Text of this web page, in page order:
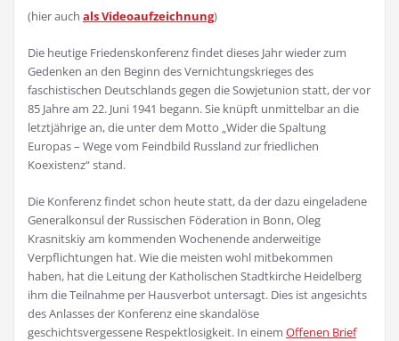
(hier auch als Videoaufzeichnung)
Die heutige Friedenskonferenz findet dieses Jahr wieder zum
Gedenken an den Beginn des Vernichtungskrieges des
faschistischen Deutschlands gegen die Sowjetunion statt, der vor
85 Jahre am 22. Juni 1941 begann. Sie knüpft unmittelbar an die
letztjährige an, die unter dem Motto „Wider die Spaltung
Europas – Wege vom Feindbild Russland zur friedlichen
Koexistenz“ stand.
Die Konferenz findet schon heute statt, da der dazu eingeladene
Generalkonsul der Russischen Föderation in Bonn, Oleg
Krasnitskiy am kommenden Wochenende anderweitige
Verpflichtungen hat. Wie die meisten wohl mitbekommen
haben, hat die Leitung der Katholischen Stadtkirche Heidelberg
ihm die Teilnahme per Hausverbot untersagt. Dies ist angesichts
des Anlasses der Konferenz eine skandalöse
geschichtsvergessene Respektlosigkeit. In einem Offenen Brief